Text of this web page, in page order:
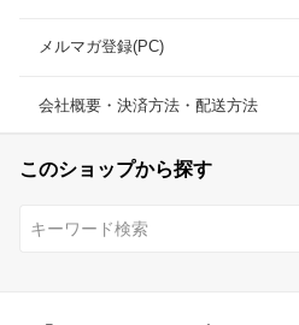
メルマガ登録(PC)
会社概要・決済方法・配送方法
このショップから探す